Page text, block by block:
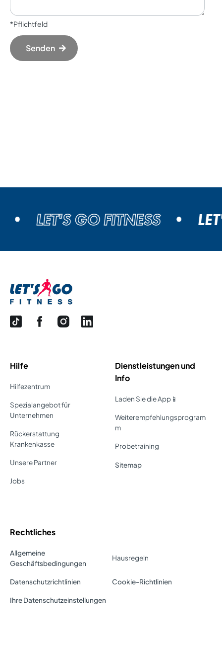
*Pflichtfeld
Senden
LET'S GO FITNESS
Hilfe
Hilfezentrum
Spezialangebot für
Unternehmen
Rückerstattung
Krankenkasse
Unsere Partner
Jobs
Dienstleistungen und
Info
Laden Sie die App📱
Weiterempfehlungsprogram
m
Probetraining
Sitemap
Rechtliches
Allgemeine
Geschäftsbedingungen
Hausregeln
Datenschutzrichtlinien Cookie-Richtlinien
Ihre Datenschutzeinstellungen